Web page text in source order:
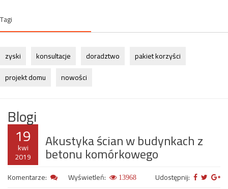
Tagi
zyski konsultacje doradztwo
pakiet korzyści
projekt domu
nowości
Blogi
19
kwi
2019
Akustyka ścian w budynkach z
betonu komórkowego
Komentarze: Wyświetleń: 13968 Udostępnij: